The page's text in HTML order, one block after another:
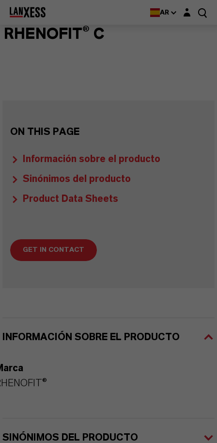
AR Login layer
RHENOFIT® C
ON THIS PAGE
Información sobre el producto
Sinónimos del producto
Product Data Sheets
GET IN CONTACT
INFORMACIÓN SOBRE EL PRODUCTO
SINÓNIMOS DEL PRODUCTO